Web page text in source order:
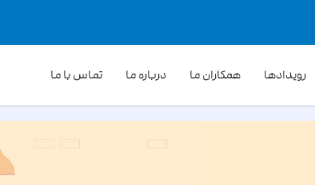
رویدادها همکاران ما درباره ما تماس با ما